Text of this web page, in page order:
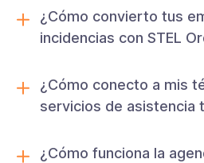
¿Cómo convierto tus
incidencias con STEL
¿Cómo conecto a mis
servicios de asistencia
¿Cómo funciona la